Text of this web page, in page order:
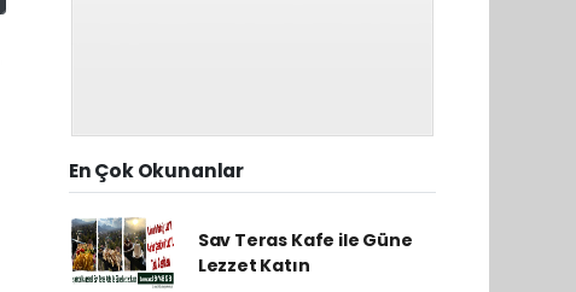
En Çok Okunanlar
Sav Teras Kafe ile Güne
Lezzet Katın